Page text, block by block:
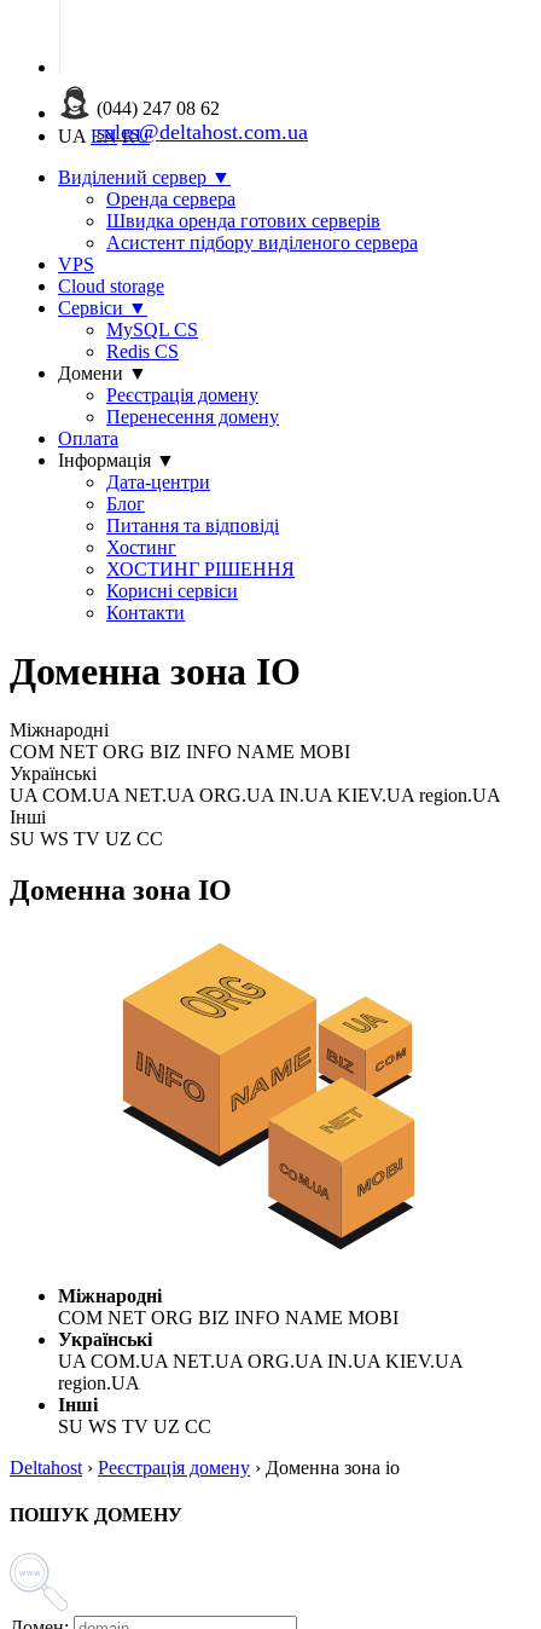
(044) 247 08 62
sales@deltahost.com.ua
UA EN RU
Виділений сервер ▼
Оренда сервера
Швидка оренда готових серверів
Асистент підбору виділеного сервера
VPS
Cloud storage
Сервіси ▼
MySQL CS
Redis CS
Домени ▼
Реєстрація домену
Перенесення домену
Оплата
Інформація ▼
Дата-центри
Блог
Питання та відповіді
Хостинг
ХОСТИНГ РІШЕННЯ
Корисні сервіси
Контакти
Доменна зона IO
Міжнародні
COM NET ORG BIZ INFO NAME MOBI
Українські
UA COM.UA NET.UA ORG.UA IN.UA KIEV.UA region.UA
Інші
SU WS TV UZ CC
Доменна зона IO
Міжнародні
COM NET ORG BIZ INFO NAME MOBI
Українські
UA COM.UA NET.UA ORG.UA IN.UA KIEV.UA
region.UA
Інші
SU WS TV UZ CC
Deltahost › Реєстрація домену › Доменна зона io
ПОШУК ДОМЕНУ